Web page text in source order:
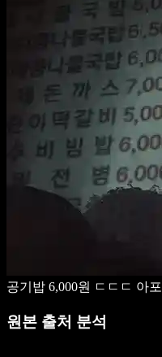
공기밥 6,000원 ㄷㄷㄷ 아
원본 출처 분석